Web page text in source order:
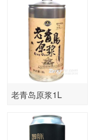
老青岛原浆1L